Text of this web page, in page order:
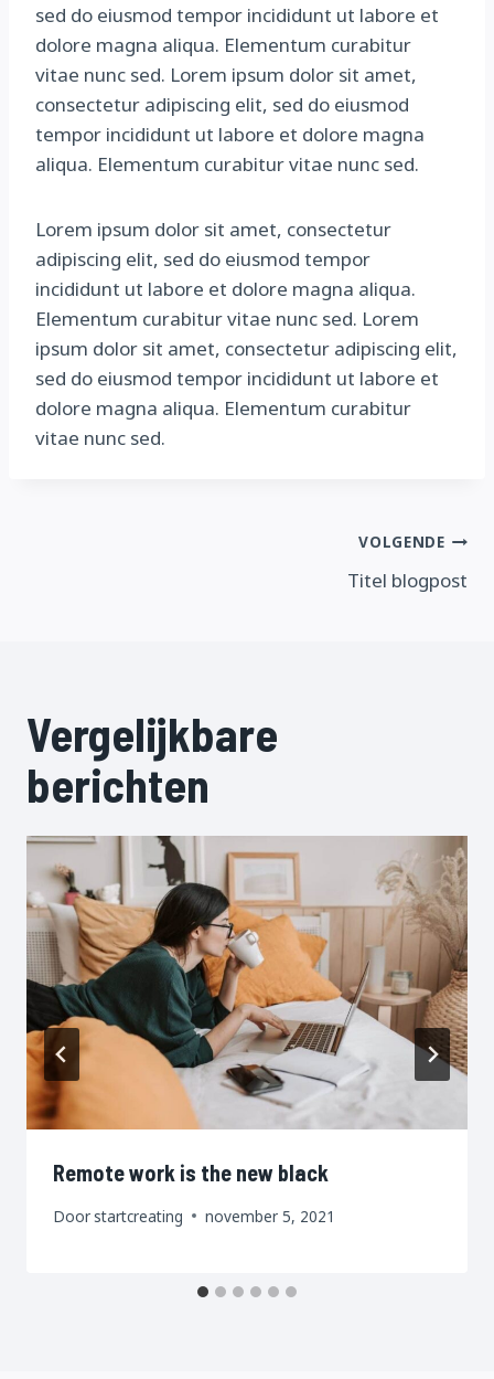
sed do eiusmod tempor incididunt ut labore et
dolore magna aliqua. Elementum curabitur
vitae nunc sed. Lorem ipsum dolor sit amet,
consectetur adipiscing elit, sed do eiusmod
tempor incididunt ut labore et dolore magna
aliqua. Elementum curabitur vitae nunc sed.
Lorem ipsum dolor sit amet, consectetur
adipiscing elit, sed do eiusmod tempor
incididunt ut labore et dolore magna aliqua.
Elementum curabitur vitae nunc sed. Lorem
ipsum dolor sit amet, consectetur adipiscing elit,
sed do eiusmod tempor incididunt ut labore et
dolore magna aliqua. Elementum curabitur
vitae nunc sed.
VOLGENDE
Titel blogpost
Vergelijkbare
berichten
Remote work is the new black
Doorstartcreating november 5, 2021